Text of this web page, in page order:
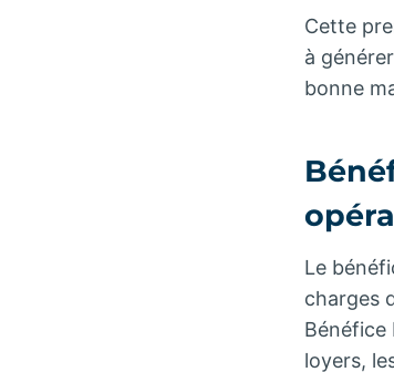
Cette
à
bonne
Le
charges
Bénéfice
loyers,